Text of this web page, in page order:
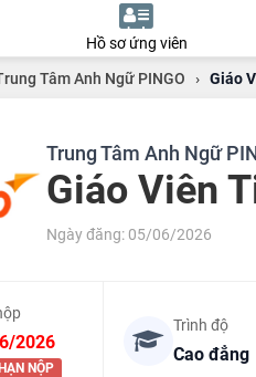
Hồ sơ ứng viên
Tâm Anh Ngữ PINGO › Giáo
Trung Tâm Anh Ngữ
Giáo Viên
Ngày đăng: 05/06/2026
2026
NỘP
Trình độ
Cao đẳng